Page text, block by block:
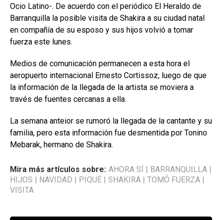
Ocio Latino-. De acuerdo con el periódico El Heraldo de
Barranquilla la posible visita de Shakira a su ciudad natal
en compañía de su esposo y sus hijos volvió a tomar
fuerza este lunes.
Medios de comunicación permanecen a esta hora el
aeropuerto internacional Ernesto Cortissoz, luego de que
la información de la llegada de la artista se moviera a
través de fuentes cercanas a ella.
La semana anteior se rumoró la llegada de la cantante y su
familia, pero esta información fue desmentida por Tonino
Mebarak, hermano de Shakira.
Mira más artículos sobre: AHORA SÍ BARRANQUILLA
HIJOS
NAVIDAD PIQUÉ SHAKIRA TOMÓ FUERZA
VISITA